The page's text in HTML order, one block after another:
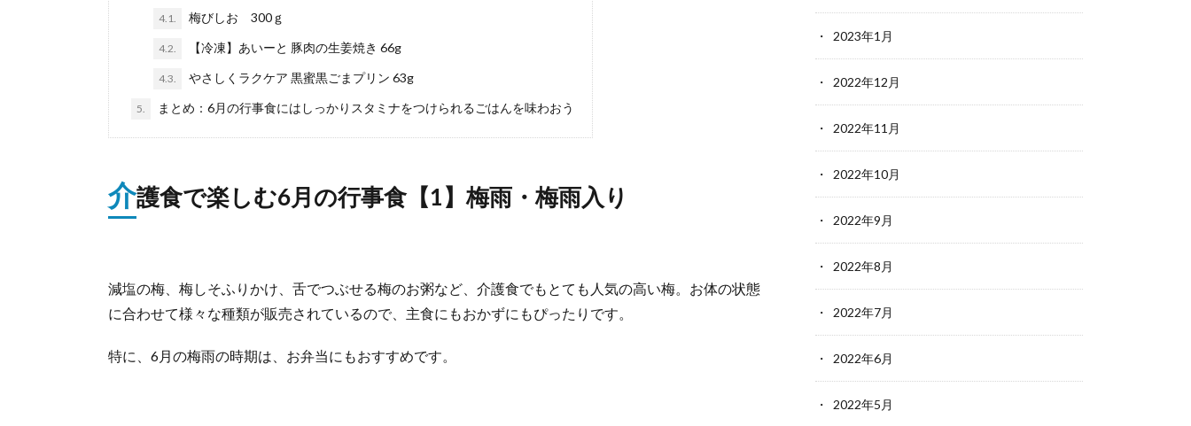
4.1. 梅びしお 300ｇ
4.2. 【冷凍】あいーと 豚肉の生姜焼き 66g
4.3. やさしくラクケア 黒蜜黒ごまプリン 63g
5. まとめ：6月の行事食にはしっかりスタミナをつけられるごはんを味わおう
介護食で楽しむ6月の行事食【1】梅雨・梅雨入り
減塩の梅、梅しそふりかけ、舌でつぶせる梅のお粥など、介護食でもとても人気の高い梅。お体の状態
に合わせて様々な種類が販売されているので、主食にもおかずにもぴったりです。
特に、6月の梅雨の時期は、お弁当にもおすすめです。
2023年1月
2022年12月
2022年11月
2022年10月
2022年9月
2022年8月
2022年7月
2022年6月
2022年5月